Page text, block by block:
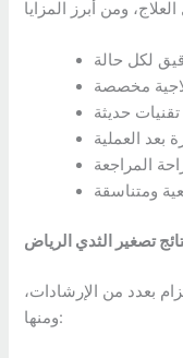
تصغير الثدي الرياض
بعدد من الإرشادات،
ومنها: